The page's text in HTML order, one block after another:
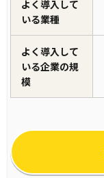
よく導入して
いる業種
よく導入して
いる企業の規
模